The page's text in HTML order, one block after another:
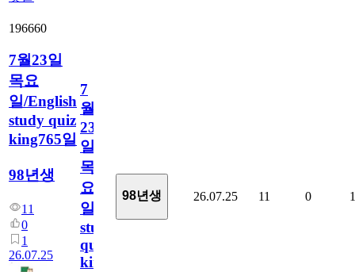
196660
7월23일
목요
일/English
study quiz
king765일
98년생
11
0
1
26.07.25
7
월
23
일
목
요
일/English
study
quiz
king765
98년생 26.07.25 11 0 1